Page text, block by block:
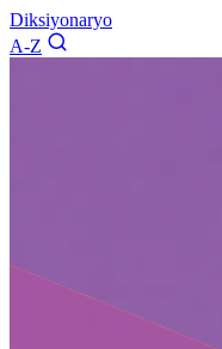
Diksiyonaryo
A-Z